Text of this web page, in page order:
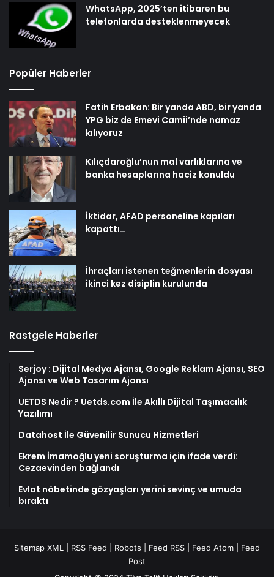
WhatsApp, 2025’ten itibaren bu
telefonlarda desteklenmeyecek
Popüler Haberler
Fatih Erbakan: Bir yanda ABD, bir yanda
YPG biz de Emevi Camii’nde namaz
kılıyoruz
Kılıçdaroğlu’nun mal varlıklarına ve
banka hesaplarına haciz konuldu
İktidar, AFAD personeline kapıları
kapattı…
İhraçları istenen teğmenlerin dosyası
ikinci kez disiplin kurulunda
Rastgele Haberler
Serjoy : Dijital Medya Ajansı, Google Reklam Ajansı, SEO
Ajansı ve Web Tasarım Ajansı
UETDS Nedir ? Uetds.com İle Akıllı Dijital Taşımacılık
Yazılımı
Datahost İle Güvenilir Sunucu Hizmetleri
Ekrem İmamoğlu yeni soruşturma için ifade verdi:
Cezaevinden bağlandı
Evlat nöbetinde gözyaşları yerini sevinç ve umuda
bıraktı
Sitemap XML RSS Feed Robots Feed RSS Feed Atom
Feed
Post